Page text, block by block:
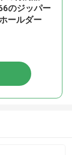
のジッパー
ールダー